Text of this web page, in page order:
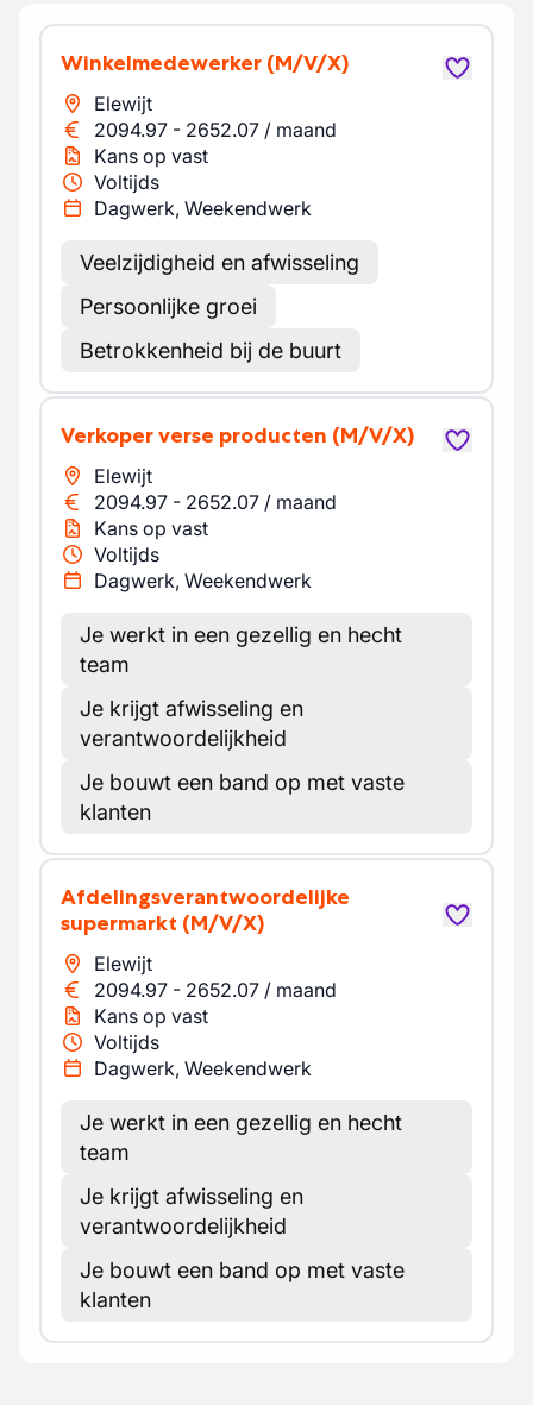
Winkelmedewerker (M/V/X)
Elewijt
2094.97 - 2652.07 / maand
Kans op vast
Voltijds
Dagwerk, Weekendwerk
Veelzijdigheid en afwisseling
Persoonlijke groei
Betrokkenheid bij de buurt
Verkoper verse producten (M/V/X)
Elewijt
2094.97 - 2652.07 / maand
Kans op vast
Voltijds
Dagwerk, Weekendwerk
Je werkt in een gezellig en hecht
team
Je krijgt afwisseling en
verantwoordelijkheid
Je bouwt een band op met vaste
klanten
Afdelingsverantwoordelijke
supermarkt (M/V/X)
Elewijt
2094.97 - 2652.07 / maand
Kans op vast
Voltijds
Dagwerk, Weekendwerk
Je werkt in een gezellig en hecht
team
Je krijgt afwisseling en
verantwoordelijkheid
Je bouwt een band op met vaste
klanten